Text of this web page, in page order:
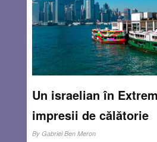
Un israelian în
impresii de călătorie
By Gabriel Ben Meron